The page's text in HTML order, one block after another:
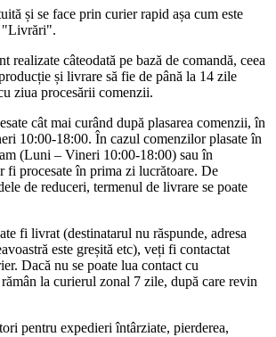
și se face prin curier rapid așa cum este
"Livrări".
realizate câteodată pe bază de comandă, ceea
și livrare să fie de până la 14 zile
ziua procesării comenzii.
cât mai curând după plasarea comenzii, în
10:00-18:00. În cazul comenzilor plasate în
(Luni – Vineri 10:00-18:00) sau în
fi procesate în prima zi lucrătoare. De
de reduceri, termenul de livrare se poate
fi livrat (destinatarul nu răspunde, adresa
este greșită etc), veți fi contactat
Dacă nu se poate lua contact cu
la curierul zonal 7 zile, după care revin
pentru expedieri întârziate, pierderea,